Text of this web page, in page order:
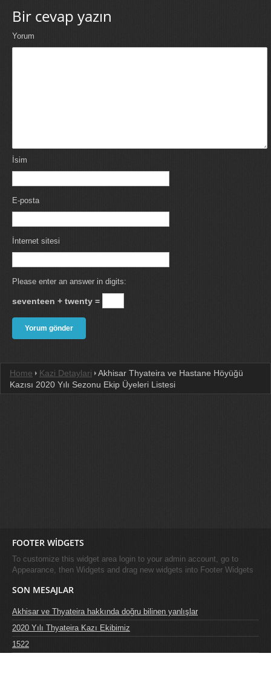
Bir cevap yazın
Yorum
İsim
E-posta
İnternet sitesi
Please enter an answer in digits:
seventeen + twenty =
Home Kazi Detaylari
Akhisar Thyateira ve Hastane Höyüğü
Kazısı 2020 Yılı Sezonu Ekip Üyeleri Listesi
FOOTER WIDGETS
To customize this widget area login to your admin account, go to
Appearance, then Widgets and drag new widgets into Footer Widgets
SON MESAJLAR
Akhisar ve Thyateira hakkında doğru bilinen yanlışlar
2020 Yılı Thyateira Kazı Ekibimiz
1522